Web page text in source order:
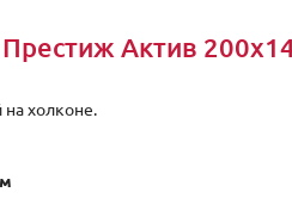
Актив
холконе.